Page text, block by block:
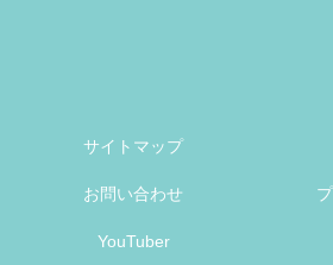
サイトマップ
お問い合わせ
YouTuber